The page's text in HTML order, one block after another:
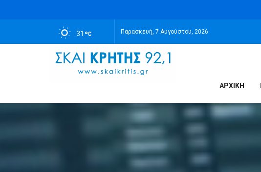
31 Παρασκευή, 7 Αυγούστου, 2026
ΑΡΧΙΚΉ